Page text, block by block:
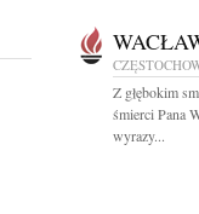
Z głębokim
śmierci Pana
wyrazy...